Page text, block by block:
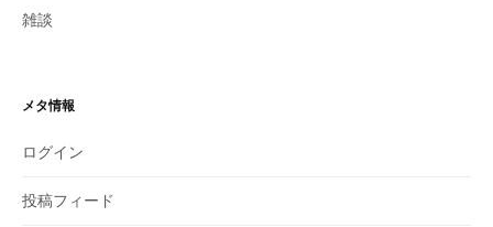
雑談
メタ情報
ログイン
投稿フィード